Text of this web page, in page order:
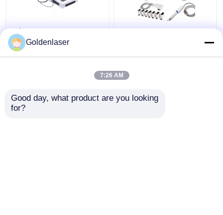
2$α τρισδιάστατη 7D
HIFU αδυνατίσματος
μηχανών μηχανή
2 σε 1 πρόσωπο
200W
Goldenlaser
7:26 AM
Good day, what product are you looking
for?